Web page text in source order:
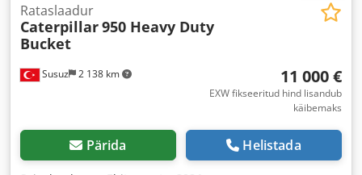
Susuz 2 138 km
Rataslaadur
Caterpillar950 Heavy Duty
Bucket
11 000 €
EXW fikseeritud hind lisandub
käibemaks
Pärida Helistada